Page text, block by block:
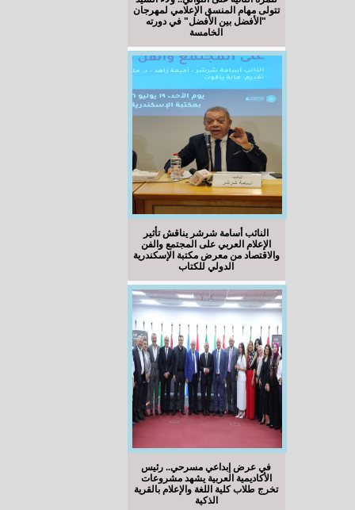
تتولى مهام المنسق الإعلامي لمهرجان
"الأفضل بين الأفضل" في دورته
الخامسة
النائب أسامة شرشر يناقش تأثير
الإعلام العربي على المجتمع والفن
والاقتصاد من معرض مكتبة الإسكندرية
الدولي للكتاب
في عرض إبداعي مسرحي.. رئيس
الأكاديمية العربية يشهد مشروعات
تخرج طلاب كلية اللغة والإعلام بالقرية
الذكية